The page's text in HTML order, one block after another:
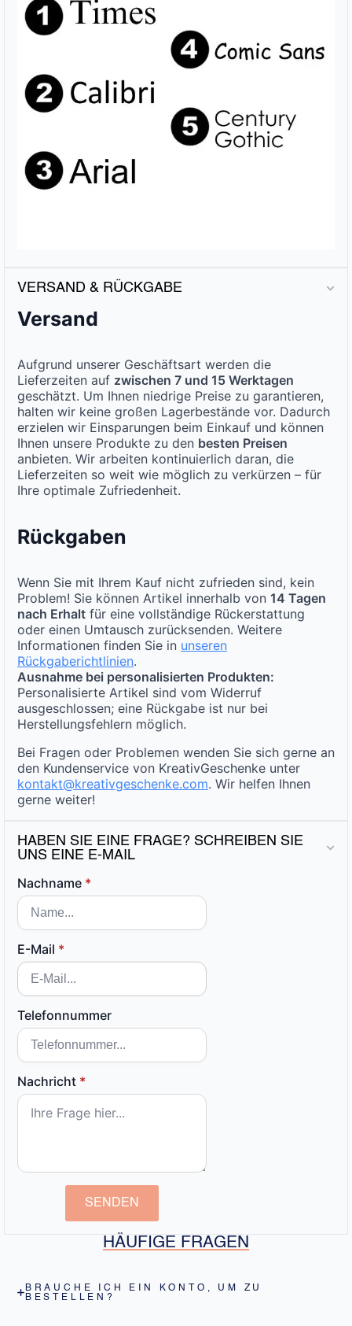
VERSAND & RÜCKGABE
Versand
Aufgrund unserer Geschäftsart werden die
Lieferzeiten auf zwischen 7 und 15 Werktagen
geschätzt. Um Ihnen niedrige Preise zu garantieren,
halten wir keine großen Lagerbestände vor. Dadurch
erzielen wir Einsparungen beim Einkauf und können
Ihnen unsere Produkte zu den besten Preisen
anbieten. Wir arbeiten kontinuierlich daran, die
Lieferzeiten so weit wie möglich zu verkürzen – für
Ihre optimale Zufriedenheit.
Rückgaben
Wenn Sie mit Ihrem Kauf nicht zufrieden sind, kein
Problem! Sie können Artikel innerhalb von 14 Tagen
nach Erhalt für eine vollständige Rückerstattung
oder einen Umtausch zurücksenden. Weitere
Informationen finden Sie in unseren
Rückgaberichtlinien.
Ausnahme bei personalisierten Produkten:
Personalisierte Artikel sind vom Widerruf
ausgeschlossen; eine Rückgabe ist nur bei
Herstellungsfehlern möglich.
Bei Fragen oder Problemen wenden Sie sich gerne an
den Kundenservice von KreativGeschenke unter
kontakt@kreativgeschenke.com. Wir helfen Ihnen
gerne weiter!
HABEN SIE EINE FRAGE? SCHREIBEN SIE
UNS EINE E-MAIL
Nachname *
E-Mail *
Telefonnummer
Nachricht *
SENDEN
HÄUFIGE FRAGEN
BRAUCHE ICH EIN KONTO, UM ZU
BESTELLEN?